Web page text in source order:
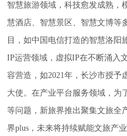
智慧旅游领域，科技愈发成熟，
慧酒店、智慧景区、智慧文博等
目，如中国电信打造的智慧洛阳
IP运营领域，虚拟IP在不断涌入
容营造，如2021年，长沙市授予
大使。在产业平台服务领域，为
等问题，新旅界推出聚集文旅全
界plus，未来将持续赋能文旅产业